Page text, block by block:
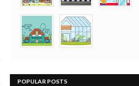
POPULAR POSTS